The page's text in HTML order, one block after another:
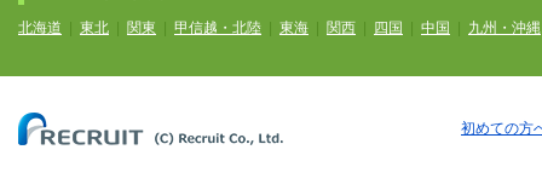
北海道 東北 関東 甲信越・北陸 東海 関西 四国 中国 九州・沖縄
初めての方